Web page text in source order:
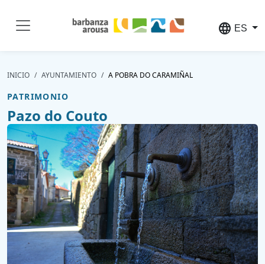
language ES
INICIO AYUNTAMIENTO A POBRA DO CARAMIÑAL
PATRIMONIO
Pazo do Couto